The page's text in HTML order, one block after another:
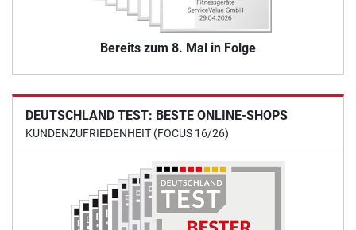
Bereits zum 8. Mal in Folge
DEUTSCHLAND TEST: BESTE ONLINE-SHOPS
KUNDENZUFRIEDENHEIT (FOCUS 16/26)